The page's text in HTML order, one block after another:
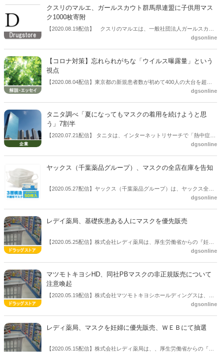
ルス感染症の拡大防止策において５歳以下においては必ずしもマスク
は着用しなくてよいとした。マスクが正しく付けられなかったり、比
較的他人に感染させる可能性が低いことなどが理由。6～11歳につい
ても、状況によるとした。
クスリのマルエ、ガールスカウト群馬県連盟に子供用マス
ク1000枚寄附
【2020.08.19配信】 クスリのマルエは、一般社団法人ガールスカウ
ト群馬県連盟に子供用マスクを1000枚寄附した。同社では今般の新型
安心・安全を届けていきたい方針。
dgsonline
【コロナ対策】忘れられがちな「ウイルス曝露量」という
視点
【2020.08.04配信】東京都の新規患者数が初めて400人の大台を超え
るなど、再び感染拡大の懸念が広がっている新型コロナウイルス感染
ルス曝露量」という基本的な考えが浸透していないことへの危険性が
指摘され始めている。コロナは未知のウイルスとして、これまでのウ
イルスとの“違い”に報道の力点が置かれてきた感がある。しかし、共
通して対策となる点があり、その一つが「ウイルスの曝露量」だ。感
染するときに浴びるウイルスの量によってその後の症状、重症化する
かどうかなどが左右されるということだ。
dgsonline
タニタ調べ「夏になってもマスクの着用を続けようと思
う」7割半
【2020.07.21配信】 タニタは、インターネットリサーチで「熱中症に
関する意識・実態調査2020」を実施し、その集計結果を公開した。そ
を続けようと思う」7割半、 「猛暑日でも着用しようと思う」6割だっ
たことが分かった。この調査は2020年6月5日～6月8日の4日間、全国
dgsonline
ヤックス（千葉薬品グループ）、マスクの全店在庫を告知
【2020.05.27配信】ヤックス（千葉薬品グループ）は、ヤックス全店
でマスクの在庫を用意していることを発表した。ヤックス通販サイト
dgsonline
レデイ薬局、基礎疾患ある人にマスクを優先販売
【2020.05.25配信】株式会社レディ薬局は、厚生労働省からの『妊婦
の方々など に向けた新型コロナウイルス感染症対策』を受け妊婦への
定数確保できたことから、対象者をさらに拡大し各企画１０,０００個
分のマスクの優先販売をＷＥＢにて抽選販売することを発表した。対
象者は、基礎疾患を持っている人、障害者手帳を持っている人、未就
学児の子供がいる保護者、妊婦。申込期間は5月25日（月）～31日
dgsonline
マツモトキヨシHD、同社PBマスクの非正規販売について
注意喚起
【2020.05.19配信】株式会社マツモトキヨシホールディングスは、同
社プライベートブランド商品と記載されたマスクの非正規販売につい
dgsonline
レディ薬局、マスクを妊婦に優先販売、ＷＥＢにて抽選
【2020.05.15配信】株式会社レディ薬局は、、厚生労働省からの『妊